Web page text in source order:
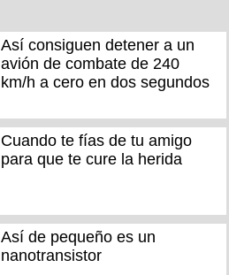
Así consiguen detener a un
avión de combate de 240
km/h a cero en dos segundos
Cuando te fías de tu amigo
para que te cure la herida
Así de pequeño es un
nanotransistor